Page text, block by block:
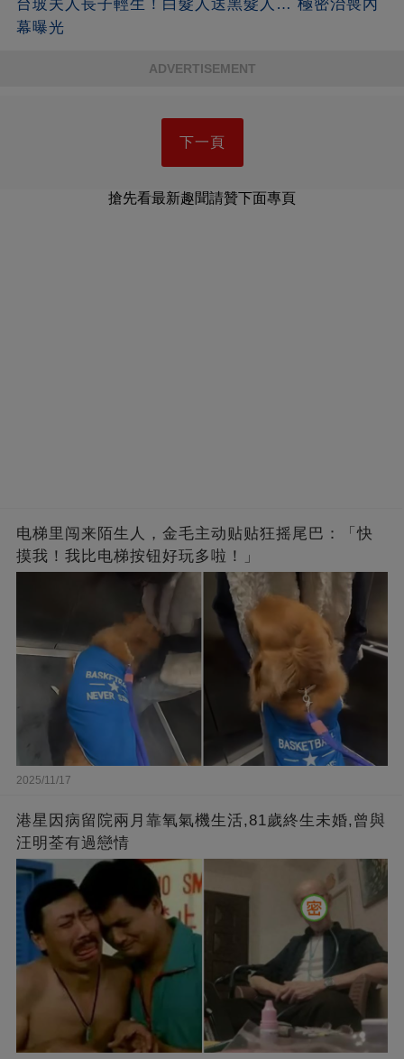
台玻夫人長子輕生！白髮人送黑髮人… 極密治喪內
幕曝光
ADVERTISEMENT
下一頁
搶先看最新趣聞請贊下面專頁
电梯里闯来陌生人，金毛主动贴贴狂摇尾巴：「快
摸我！我比电梯按钮好玩多啦！」
2025/11/17
港星因病留院兩月靠氧氣機生活,81歲終生未婚,曾與
汪明荃有過戀情